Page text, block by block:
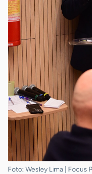
Foto: Wesley Lima | Focus